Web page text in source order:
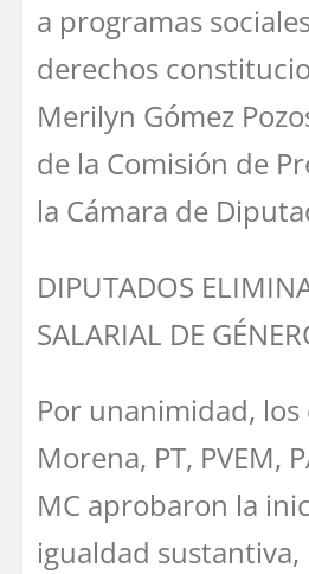
a programas
derechos
Merilyn Gómez
de la Comisión de
la Cámara de
DIPUTADOS
SALARIAL DE
Por unanimidad,
Morena, PT, PVEM,
MC aprobaron la
igualdad sustantiva,